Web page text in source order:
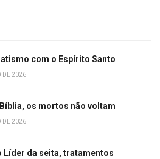
com o Espírito Santo
DE 2026
os mortos não voltam
DE 2026
Líder da seita, tratamentos